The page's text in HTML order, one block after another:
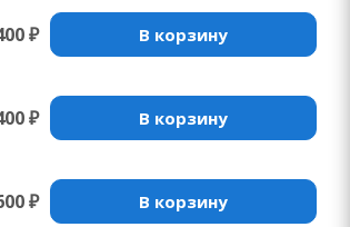
₽ В корзину
₽ В корзину
₽ В корзину